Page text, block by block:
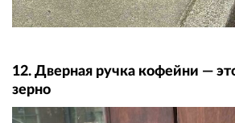
12. Дверная ручка кофейни —
зерно